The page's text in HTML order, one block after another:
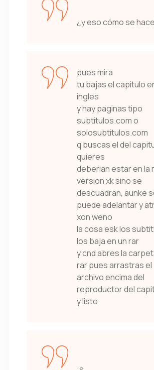
¿y eso cómo se
pues mira
tu bajas el capitulo
ingles
y hay paginas tipo
subtitulos.com o
solosubtitulos.com
q buscas el del
quieres
deberian estar en la
version xk sino se
descuadran, aunke
puede adelantar y
xon weno
la cosa esk los
los baja en un rar
y cnd abres la
rar pues arrastras el
archivo encima del
reproductor del
y listo